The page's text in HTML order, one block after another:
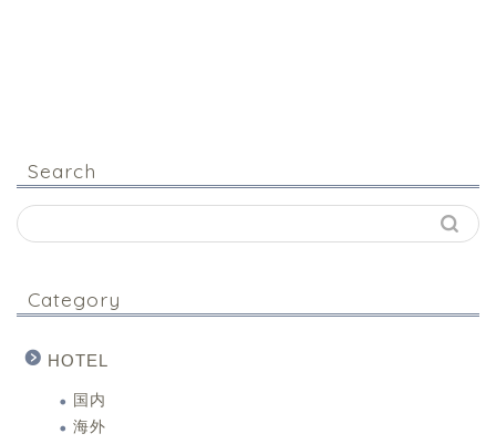
Search
Category
HOTEL
国内
海外